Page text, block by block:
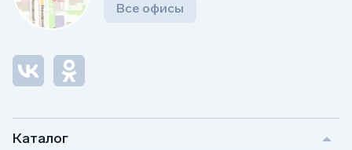
Каталог
Все офисы